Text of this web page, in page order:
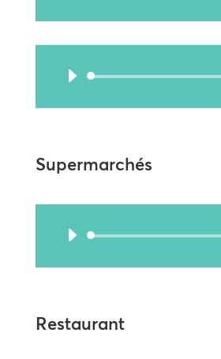
Lecteur
Supermarchés
Lecteur
Restaurant